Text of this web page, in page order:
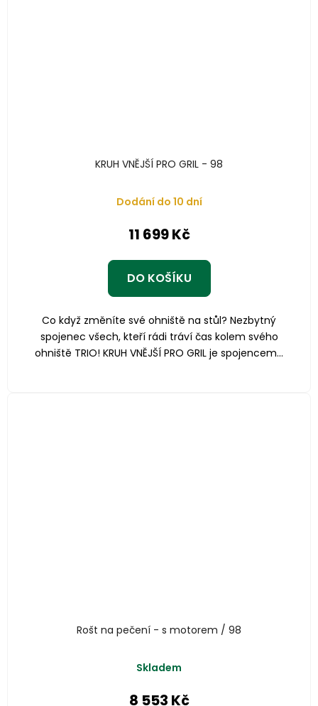
KRUH VNĚJŠÍ PRO GRIL - 98
Dodání do 10 dní
11 699 Kč
DO KOŠÍKU
Co když změníte své ohniště na stůl? Nezbytný
spojenec všech, kteří rádi tráví čas kolem svého
ohniště TRIO! KRUH VNĚJŠÍ PRO GRIL je spojencem...
Rošt na pečení - s motorem / 98
Skladem
8 553 Kč